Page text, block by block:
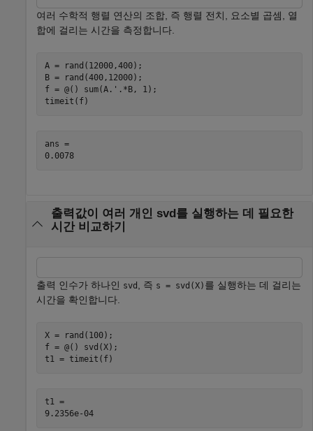
여러 수학적 행렬 연산의 조합, 즉 행렬 전치, 요소별 곱셈, 열
합에 걸리는 시간을 측정합니다.
A = rand(12000,400);
B = rand(400,12000);
f = @() sum(A.'.*B, 1);
timeit(f)
ans =
0.0078
출력값이 여러 개인 svd를 실행하는 데 필요한
시간 비교하기
출력 인수가 하나인 svd , 즉 s = svd(X) 를 실행하는 데 걸리는
시간을 확인합니다.
X = rand(100);
f = @() svd(X);
t1 = timeit(f)
t1 =
9.2356e-04